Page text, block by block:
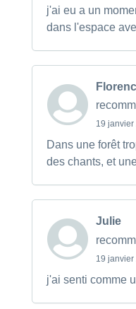
j'ai eu a un
dans l'espace
19 janvier
Dans une forêt
des chants, et
Julie
19 janvier
j'ai senti comme